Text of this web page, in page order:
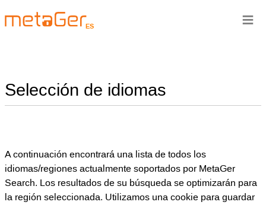
ES
Selección de idiomas
A continuación encontrará una lista de todos los
idiomas/regiones actualmente soportados por MetaGer
Search. Los resultados de su búsqueda se optimizarán para
la región seleccionada. Utilizamos una cookie para guardar
≡